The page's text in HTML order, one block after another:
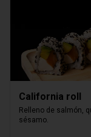
California roll
Relleno de salmón,
sésamo.